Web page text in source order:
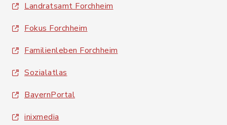
Landratsamt Forchheim
Fokus Forchheim
Familienleben Forchheim
Sozialatlas
BayernPortal
inixmedia